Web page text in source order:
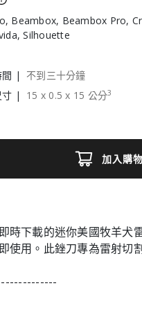
Beambox, Beambox Pro,
Silhouette
間 |
不到三十分鐘
寸 |
15 x 0.5 x 15 公分3
加入購
時下載的迷你美國牧羊犬
使用。此銼刀專為雷射切